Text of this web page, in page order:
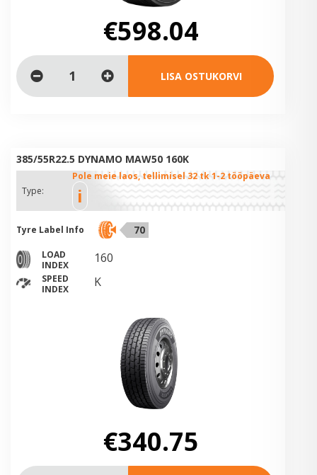
€598.04
LISA OSTUKORVI
385/55R22.5 DYNAMO MAW50 160K
Type:
Pole meie laos, tellimisel 32 tk 1-2 tööpäeva
i
Tyre Label Info 70
LOAD
INDEX
160
SPEED
INDEX
K
€340.75